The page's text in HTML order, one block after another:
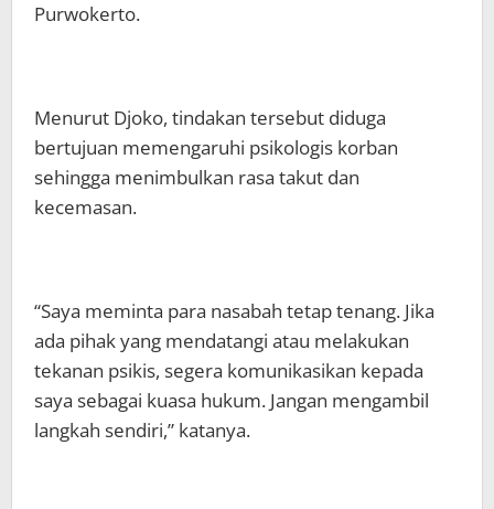
Purwokerto.
Menurut Djoko, tindakan tersebut diduga
bertujuan memengaruhi psikologis korban
sehingga menimbulkan rasa takut dan
kecemasan.
“Saya meminta para nasabah tetap tenang. Jika
ada pihak yang mendatangi atau melakukan
tekanan psikis, segera komunikasikan kepada
saya sebagai kuasa hukum. Jangan mengambil
langkah sendiri,” katanya.